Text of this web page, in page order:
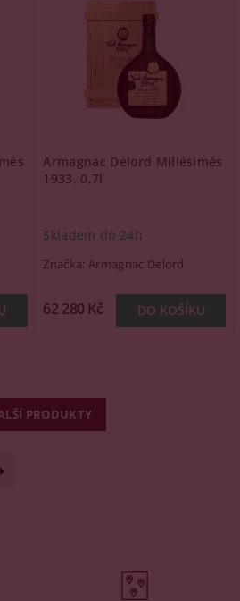
Armagnac Delord Millésimés
1933, 0,7l
Skladem do 24h
Značka: Armagnac Delord
62 280 Kč
PRODUKTY